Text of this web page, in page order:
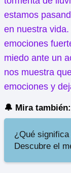
estamos
en nuestra
emociones
miedo ante un
nos muestra
emociones y
🔔 Mira también:
¿Qué
Descubre el